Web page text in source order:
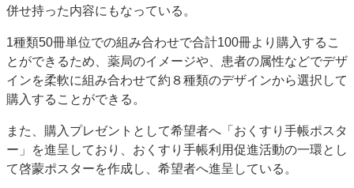
併せ持った内容にもなっている。
1種類50冊単位での組み合わせで合計100冊より購入するこ
とができるため、薬局のイメージや、患者の属性などでデザ
インを柔軟に組み合わせて約８種類のデザインから選択して
購入することができる。
また、購入プレゼントとして希望者へ「おくすり手帳ポスタ
ー」を進呈しており、おくすり手帳利用促進活動の一環とし
て啓蒙ポスターを作成し、希望者へ進呈している。